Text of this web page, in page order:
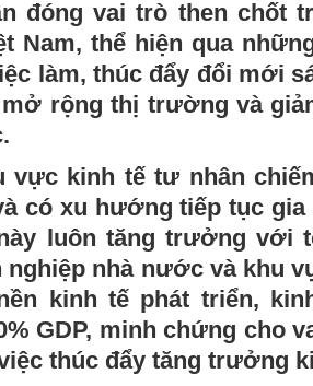
đóng vai trò then chốt
Nam, thể hiện qua
làm, thúc đẩy đổi mới
rộng thị trường và
vực kinh tế tư nhân
có xu hướng tiếp tục gia
luôn tăng trưởng với
nghiệp nhà nước và khu
kinh tế phát triển,
GDP, minh chứng cho
thúc đẩy tăng trưởng